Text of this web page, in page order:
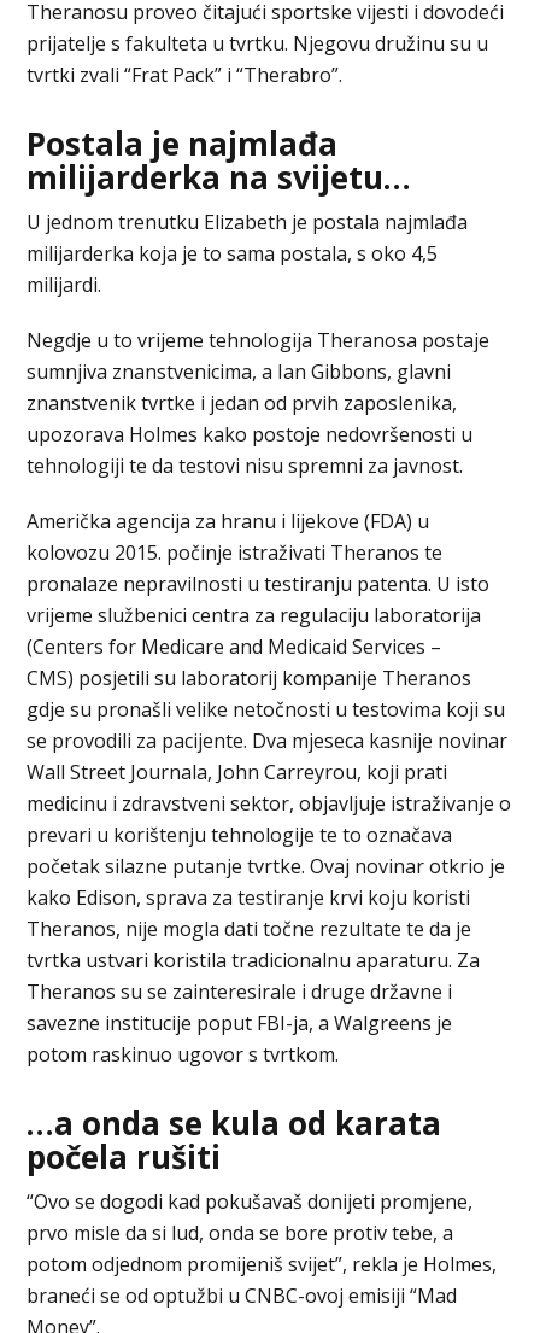
Theranosu proveo čitajući sportske vijesti i dovodeći
prijatelje s fakulteta u tvrtku. Njegovu družinu su u
tvrtki zvali “Frat Pack” i “Therabro”.
Postala je najmlađa
milijarderka na svijetu…
U jednom trenutku Elizabeth je postala najmlađa
milijarderka koja je to sama postala, s oko 4,5
milijardi.
Negdje u to vrijeme tehnologija Theranosa postaje
sumnjiva znanstvenicima, a Ian Gibbons, glavni
znanstvenik tvrtke i jedan od prvih zaposlenika,
upozorava Holmes kako postoje nedovršenosti u
tehnologiji te da testovi nisu spremni za javnost.
Američka agencija za hranu i lijekove (FDA) u
kolovozu 2015. počinje istraživati Theranos te
pronalaze nepravilnosti u testiranju patenta. U isto
vrijeme službenici centra za regulaciju laboratorija
(Centers for Medicare and Medicaid Services –
CMS) posjetili su laboratorij kompanije Theranos
gdje su pronašli velike netočnosti u testovima koji su
se provodili za pacijente. Dva mjeseca kasnije novinar
Wall Street Journala, John Carreyrou, koji prati
medicinu i zdravstveni sektor, objavljuje istraživanje o
prevari u korištenju tehnologije te to označava
početak silazne putanje tvrtke. Ovaj novinar otkrio je
kako Edison, sprava za testiranje krvi koju koristi
Theranos, nije mogla dati točne rezultate te da je
tvrtka ustvari koristila tradicionalnu aparaturu. Za
Theranos su se zainteresirale i druge državne i
savezne institucije poput FBI-ja, a Walgreens je
potom raskinuo ugovor s tvrtkom.
…a onda se kula od karata
počela rušiti
“Ovo se dogodi kad pokušavaš donijeti promjene,
prvo misle da si lud, onda se bore protiv tebe, a
potom odjednom promijeniš svijet”, rekla je Holmes,
braneći se od optužbi u CNBC-ovoj emisiji “Mad
Money”.